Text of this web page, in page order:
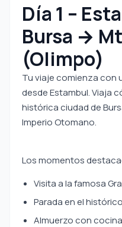
Día 1 –
Bursa →
(Olimpo)
Tu viaje comienza con
desde Estambul. Viaja
histórica ciudad de
Imperio Otomano.
Los momentos
Visita a la famosa
Parada en el
Almuerzo con